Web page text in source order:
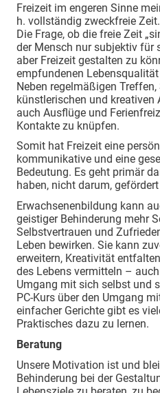
Freizeit im engeren Sinne
h. vollständig zweckfreie Zeit.
Die Frage, ob die freie Zeit
der Mensch nur subjektiv für
aber Freizeit gestalten zu
empfundenen Lebensqualität
Neben regelmäßigen Treffen,
künstlerischen und kreativen
auch Ausflüge und
Kontakte zu knüpfen.
Somit hat Freizeit eine
kommunikative und eine
Bedeutung. Es geht primär
haben, nicht darum,
Erwachsenenbildung kann
geistiger Behinderung mehr
Selbstvertrauen und
Leben bewirken. Sie kann
erweitern, Kreativität
des Lebens vermitteln –
Umgang mit sich selbst und
PC-Kurs über den Umgang
einfacher Gerichte gibt es
Praktisches dazu zu lernen.
Beratung
Unsere Motivation ist und
Behinderung bei der